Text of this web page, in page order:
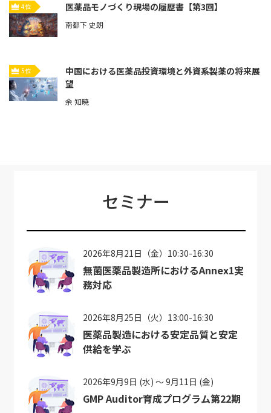
4位 医薬品モノづくり現場の履歴書【第3回】
南都下 史朗
5位
中国における医薬品投資環境と外資系製薬の将来展
望
余 知暁
セミナー
2026年8月21日（金）10:30-16:30
無菌医薬品製造所におけるAnnex1実
務対応
2026年8月25日（火）13:00-16:30
医薬品製造における安定品質と安定
供給を学ぶ
2026年9月9日 (水) ～ 9月11日 (金)
GMP Auditor育成プログラム第22期